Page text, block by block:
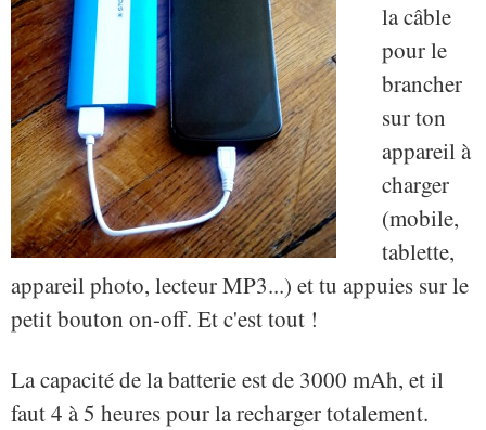
la câble
pour le
brancher
sur ton
appareil à
charger
(mobile,
tablette,
appareil photo, lecteur MP3...) et tu appuies sur le
petit bouton on-off. Et c'est tout !
La capacité de la batterie est de 3000 mAh, et il
faut 4 à 5 heures pour la recharger totalement.